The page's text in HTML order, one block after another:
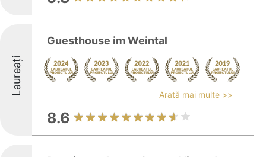
Laureați
Guesthouse im Weintal
Arată mai multe >>
8.6